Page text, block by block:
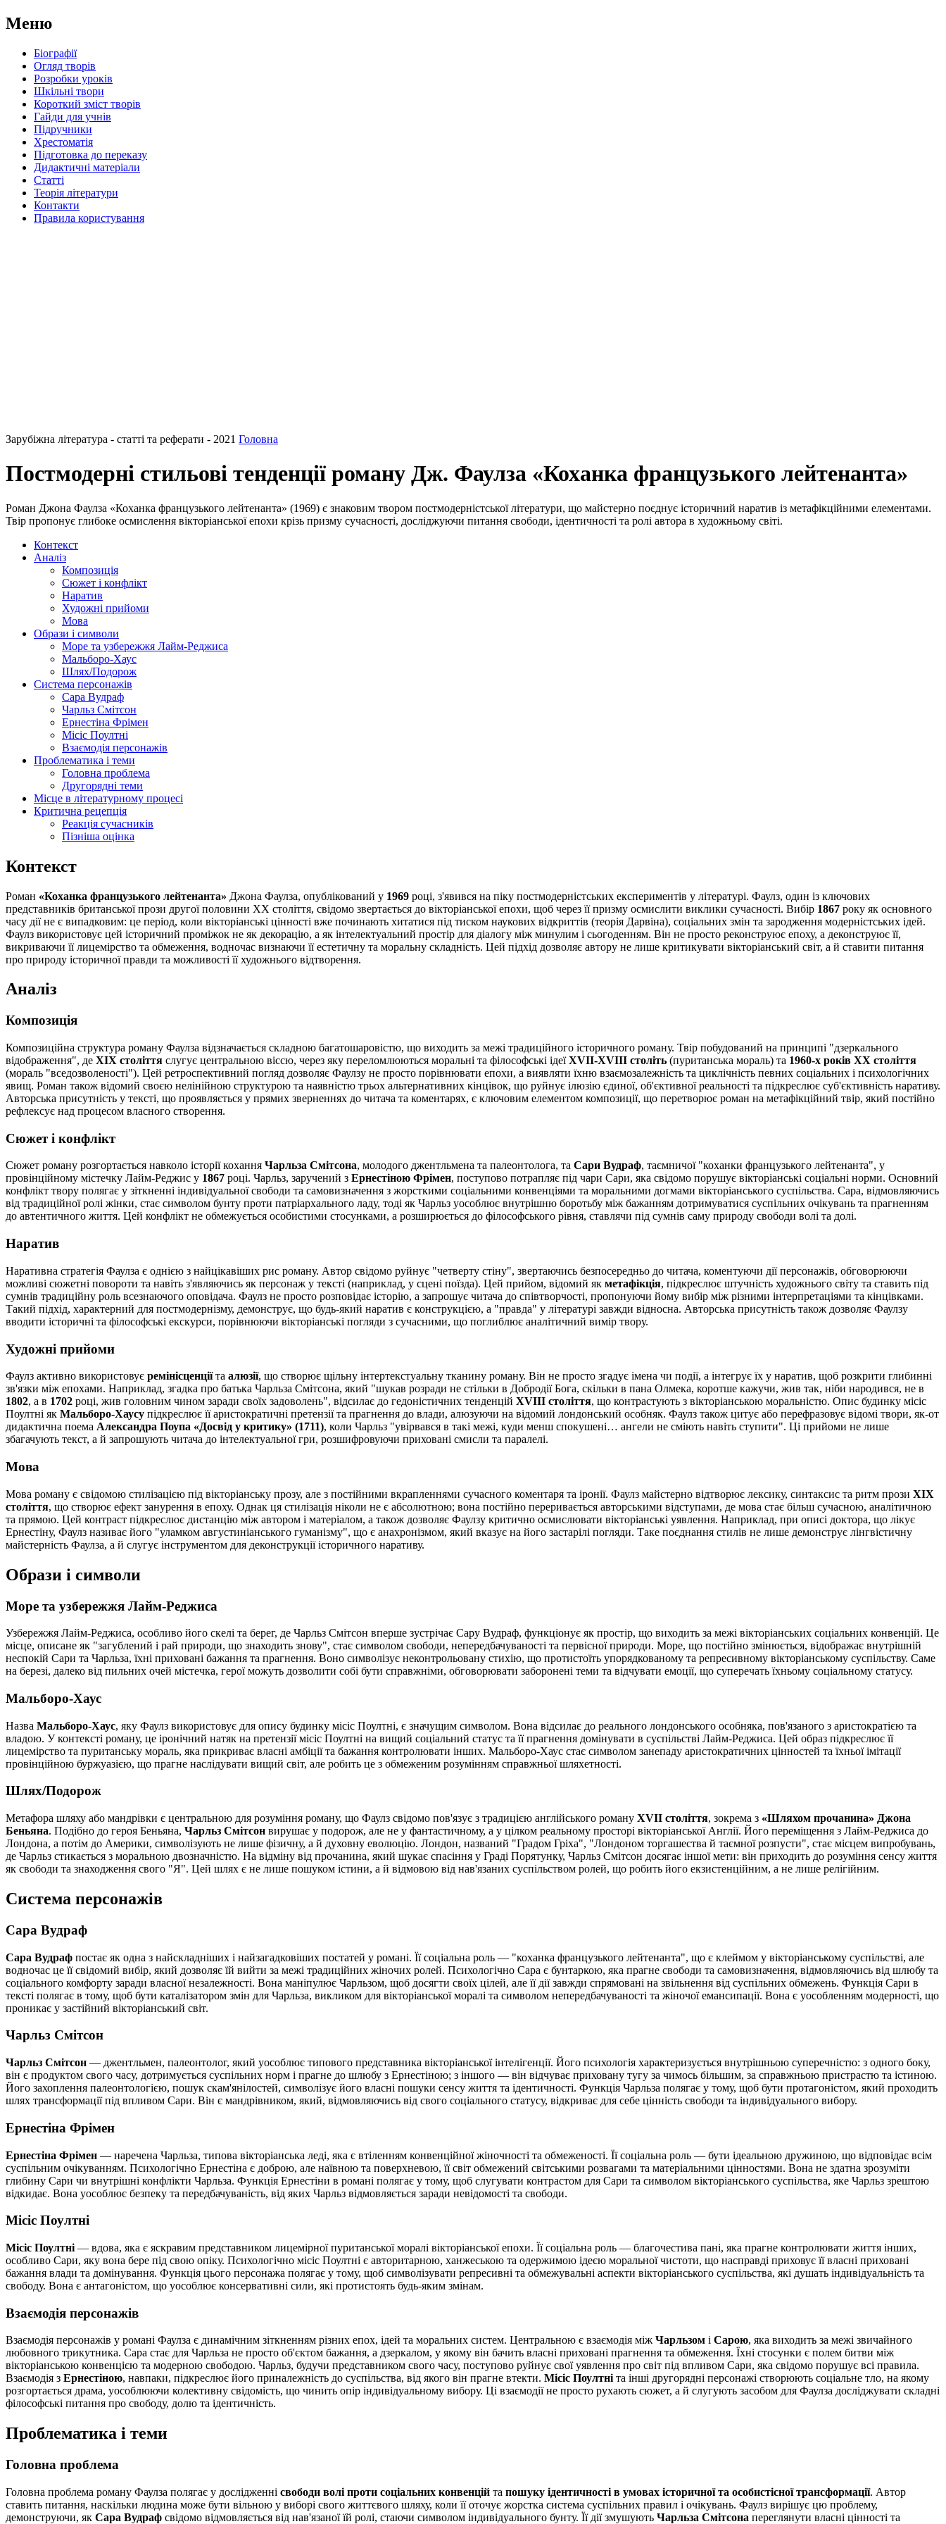
Меню
Біографії
Огляд творів
Розробки уроків
Шкільні твори
Короткий зміст творів
Гайди для учнів
Підручники
Хрестоматія
Підготовка до переказу
Дидактичні матеріали
Статті
Теорія літератури
Контакти
Правила користування
Зарубіжна література - статті та реферати - 2021 Головна
Постмодерні стильові тенденції роману Дж. Фаулза «Коханка французького лейтенанта»
Роман Джона Фаулза «Коханка французького лейтенанта» (1969) є знаковим твором постмодерністської літератури, що майстерно поєднує історичний наратив із метафікційними елементами.
Твір пропонує глибоке осмислення вікторіанської епохи крізь призму сучасності, досліджуючи питання свободи, ідентичності та ролі автора в художньому світі.
Контекст
Аналіз
Композиція
Сюжет і конфлікт
Наратив
Художні прийоми
Мова
Образи і символи
Море та узбережжя Лайм-Реджиса
Мальборо-Хаус
Шлях/Подорож
Система персонажів
Сара Вудраф
Чарльз Смітсон
Ернестіна Фрімен
Місіс Поултні
Взаємодія персонажів
Проблематика і теми
Головна проблема
Другорядні теми
Місце в літературному процесі
Критична рецепція
Реакція сучасників
Пізніша оцінка
Контекст
Роман «Коханка французького лейтенанта» Джона Фаулза, опублікований у 1969 році, з'явився на піку постмодерністських експериментів у літературі. Фаулз, один із ключових
представників британської прози другої половини XX століття, свідомо звертається до вікторіанської епохи, щоб через її призму осмислити виклики сучасності. Вибір 1867 року як основного
часу дії не є випадковим: це період, коли вікторіанські цінності вже починають хитатися під тиском наукових відкриттів (теорія Дарвіна), соціальних змін та зародження модерністських ідей.
Фаулз використовує цей історичний проміжок не як декорацію, а як інтелектуальний простір для діалогу між минулим і сьогоденням. Він не просто реконструює епоху, а деконструює її,
викриваючи її лицемірство та обмеження, водночас визнаючи її естетичну та моральну складність. Цей підхід дозволяє автору не лише критикувати вікторіанський світ, а й ставити питання
про природу історичної правди та можливості її художнього відтворення.
Аналіз
Композиція
Композиційна структура роману Фаулза відзначається складною багатошаровістю, що виходить за межі традиційного історичного роману. Твір побудований на принципі "дзеркального
відображення", де XIX століття слугує центральною віссю, через яку переломлюються моральні та філософські ідеїXVII-XVIII століть (пуританська мораль) та 1960-х років XX століття
(мораль "вседозволеності"). Цей ретроспективний погляд дозволяє Фаулзу не просто порівнювати епохи, а виявляти їхню взаємозалежність та циклічність певних соціальних і психологічних
явищ. Роман також відомий своєю нелінійною структурою та наявністю трьох альтернативних кінцівок, що руйнує ілюзію єдиної, об'єктивної реальності та підкреслює суб'єктивність наративу.
Авторська присутність у тексті, що проявляється у прямих зверненнях до читача та коментарях, є ключовим елементом композиції, що перетворює роман на метафікційний твір, який постійно
рефлексує над процесом власного створення.
Сюжет і конфлікт
Сюжет роману розгортається навколо історії кохання Чарльза Смітсона, молодого джентльмена та палеонтолога, та Сари Вудраф, таємничої "коханки французького лейтенанта", у
провінційному містечку Лайм-Реджис у 1867 році. Чарльз, заручений з Ернестіною Фрімен, поступово потрапляє під чари Сари, яка свідомо порушує вікторіанські соціальні норми. Основний
конфлікт твору полягає у зіткненні індивідуальної свободи та самовизначення з жорсткими соціальними конвенціями та моральними догмами вікторіанського суспільства. Сара, відмовляючись
від традиційної ролі жінки, стає символом бунту проти патріархального ладу, тоді як Чарльз уособлює внутрішню боротьбу між бажанням дотримуватися суспільних очікувань та прагненням
до автентичного життя. Цей конфлікт не обмежується особистими стосунками, а розширюється до філософського рівня, ставлячи під сумнів саму природу свободи волі та долі.
Наратив
Наративна стратегія Фаулза є однією з найцікавіших рис роману. Автор свідомо руйнує "четверту стіну", звертаючись безпосередньо до читача, коментуючи дії персонажів, обговорюючи
можливі сюжетні повороти та навіть з'являючись як персонаж у тексті (наприклад, у сцені поїзда). Цей прийом, відомий як метафікція, підкреслює штучність художнього світу та ставить під
сумнів традиційну роль всезнаючого оповідача. Фаулз не просто розповідає історію, а запрошує читача до співтворчості, пропонуючи йому вибір між різними інтерпретаціями та кінцівками.
Такий підхід, характерний для постмодернізму, демонструє, що будь-який наратив є конструкцією, а "правда" у літературі завжди відносна. Авторська присутність також дозволяє Фаулзу
вводити історичні та філософські екскурси, порівнюючи вікторіанські погляди з сучасними, що поглиблює аналітичний вимір твору.
Художні прийоми
Фаулз активно використовує ремінісценціїта алюзії, що створює щільну інтертекстуальну тканину роману. Він не просто згадує імена чи події, а інтегрує їх у наратив, щоб розкрити глибинні
зв'язки між епохами. Наприклад, згадка про батька Чарльза Смітсона, який "шукав розради не стільки в Добродії Бога, скільки в пана Олмека, коротше кажучи, жив так, ніби народився, не в
1802, а в 1702 році, жив головним чином заради своїх задоволень", відсилає до гедоністичних тенденцій XVIII століття, що контрастують з вікторіанською моральністю. Опис будинку місіс
Поултні як Мальборо-Хаусу підкреслює її аристократичні претензії та прагнення до влади, алюзуючи на відомий лондонський особняк. Фаулз також цитує або перефразовує відомі твори, як-от
дидактична поема Александра Поупа «Досвід у критику» (1711), коли Чарльз "увірвався в такі межі, куди менш спокушені… ангели не сміють навіть ступити". Ці прийоми не лише
збагачують текст, а й запрошують читача до інтелектуальної гри, розшифровуючи приховані смисли та паралелі.
Мова
Мова роману є свідомою стилізацією під вікторіанську прозу, але з постійними вкрапленнями сучасного коментаря та іронії. Фаулз майстерно відтворює лексику, синтаксис та ритм прози XIX
століття, що створює ефект занурення в епоху. Однак ця стилізація ніколи не є абсолютною; вона постійно переривається авторськими відступами, де мова стає більш сучасною, аналітичною
та прямою. Цей контраст підкреслює дистанцію між автором і матеріалом, а також дозволяє Фаулзу критично осмислювати вікторіанські уявлення. Наприклад, при описі доктора, що лікує
Ернестіну, Фаулз називає його "уламком августиніанського гуманізму", що є анахронізмом, який вказує на його застарілі погляди. Таке поєднання стилів не лише демонструє лінгвістичну
майстерність Фаулза, а й слугує інструментом для деконструкції історичного наративу.
Образи і символи
Море та узбережжя Лайм-Реджиса
Узбережжя Лайм-Реджиса, особливо його скелі та берег, де Чарльз Смітсон вперше зустрічає Сару Вудраф, функціонує як простір, що виходить за межі вікторіанських соціальних конвенцій. Це
місце, описане як "загублений і рай природи, що знаходить знову", стає символом свободи, непередбачуваності та первісної природи. Море, що постійно змінюється, відображає внутрішній
неспокій Сари та Чарльза, їхні приховані бажання та прагнення. Воно символізує неконтрольовану стихію, що протистоїть упорядкованому та репресивному вікторіанському суспільству. Саме
на березі, далеко від пильних очей містечка, герої можуть дозволити собі бути справжніми, обговорювати заборонені теми та відчувати емоції, що суперечать їхньому соціальному статусу.
Мальборо-Хаус
Назва Мальборо-Хаус, яку Фаулз використовує для опису будинку місіс Поултні, є значущим символом. Вона відсилає до реального лондонського особняка, пов'язаного з аристократією та
владою. У контексті роману, це іронічний натяк на претензії місіс Поултні на вищий соціальний статус та її прагнення домінувати в суспільстві Лайм-Реджиса. Цей образ підкреслює її
лицемірство та пуританську мораль, яка прикриває власні амбіції та бажання контролювати інших. Мальборо-Хаус стає символом занепаду аристократичних цінностей та їхньої імітації
провінційною буржуазією, що прагне наслідувати вищий світ, але робить це з обмеженим розумінням справжньої шляхетності.
Шлях/Подорож
Метафора шляху або мандрівки є центральною для розуміння роману, що Фаулз свідомо пов'язує з традицією англійського роману XVII століття, зокрема з «Шляхом прочанина» Джона
Беньяна. Подібно до героя Беньяна, Чарльз Смітсон вирушає у подорож, але не у фантастичному, а у цілком реальному просторі вікторіанської Англії. Його переміщення з Лайм-Реджиса до
Лондона, а потім до Америки, символізують не лише фізичну, а й духовну еволюцію. Лондон, названий "Градом Гріха", "Лондоном торгашества й таємної розпусти", стає місцем випробувань,
де Чарльз стикається з моральною двозначністю. На відміну від прочанина, який шукає спасіння у Граді Порятунку, Чарльз Смітсон досягає іншої мети: він приходить до розуміння сенсу життя
як свободи та знаходження свого "Я". Цей шлях є не лише пошуком істини, а й відмовою від нав'язаних суспільством ролей, що робить його екзистенційним, а не лише релігійним.
Система персонажів
Сара Вудраф
Сара Вудраф постає як одна з найскладніших і найзагадковіших постатей у романі. Її соціальна роль — "коханка французького лейтенанта", що є клеймом у вікторіанському суспільстві, але
водночас це її свідомий вибір, який дозволяє їй вийти за межі традиційних жіночих ролей. Психологічно Сара є бунтаркою, яка прагне свободи та самовизначення, відмовляючись від шлюбу та
соціального комфорту заради власної незалежності. Вона маніпулює Чарльзом, щоб досягти своїх цілей, але її дії завжди спрямовані на звільнення від суспільних обмежень. Функція Сари в
тексті полягає в тому, щоб бути каталізатором змін для Чарльза, викликом для вікторіанської моралі та символом непередбачуваності та жіночої емансипації. Вона є уособленням модерності, що
проникає у застійний вікторіанський світ.
Чарльз Смітсон
Чарльз Смітсон — джентльмен, палеонтолог, який уособлює типового представника вікторіанської інтелігенції. Його психологія характеризується внутрішньою суперечністю: з одного боку,
він є продуктом свого часу, дотримується суспільних норм і прагне до шлюбу з Ернестіною; з іншого — він відчуває приховану тугу за чимось більшим, за справжньою пристрастю та істиною.
Його захоплення палеонтологією, пошук скам'янілостей, символізує його власні пошуки сенсу життя та ідентичності. Функція Чарльза полягає у тому, щоб бути протагоністом, який проходить
шлях трансформації під впливом Сари. Він є мандрівником, який, відмовляючись від свого соціального статусу, відкриває для себе цінність свободи та індивідуального вибору.
Ернестіна Фрімен
Ернестіна Фрімен — наречена Чарльза, типова вікторіанська леді, яка є втіленням конвенційної жіночності та обмеженості. Її соціальна роль — бути ідеальною дружиною, що відповідає всім
суспільним очікуванням. Психологічно Ернестіна є доброю, але наївною та поверхневою, її світ обмежений світськими розвагами та матеріальними цінностями. Вона не здатна зрозуміти
глибину Сари чи внутрішні конфлікти Чарльза. Функція Ернестіни в романі полягає у тому, щоб слугувати контрастом для Сари та символом вікторіанського суспільства, яке Чарльз зрештою
відкидає. Вона уособлює безпеку та передбачуваність, від яких Чарльз відмовляється заради невідомості та свободи.
Місіс Поултні
Місіс Поултні — вдова, яка є яскравим представником лицемірної пуританської моралі вікторіанської епохи. Її соціальна роль — благочестива пані, яка прагне контролювати життя інших,
особливо Сари, яку вона бере під свою опіку. Психологічно місіс Поултні є авторитарною, ханжеською та одержимою ідеєю моральної чистоти, що насправді приховує її власні приховані
бажання влади та домінування. Функція цього персонажа полягає у тому, щоб символізувати репресивні та обмежувальні аспекти вікторіанського суспільства, які душать індивідуальність та
свободу. Вона є антагоністом, що уособлює консервативні сили, які протистоять будь-яким змінам.
Взаємодія персонажів
Взаємодія персонажів у романі Фаулза є динамічним зіткненням різних епох, ідей та моральних систем. Центральною є взаємодія між Чарльзом і Сарою, яка виходить за межі звичайного
любовного трикутника. Сара стає для Чарльза не просто об'єктом бажання, а дзеркалом, у якому він бачить власні приховані прагнення та обмеження. Їхні стосунки є полем битви між
вікторіанською конвенцією та модерною свободою. Чарльз, будучи представником свого часу, поступово руйнує свої уявлення про світ під впливом Сари, яка свідомо порушує всі правила.
Взаємодія з Ернестіною, навпаки, підкреслює його приналежність до суспільства, від якого він прагне втекти. Місіс Поултніта інші другорядні персонажі створюють соціальне тло, на якому
розгортається драма, уособлюючи колективну свідомість, що чинить опір індивідуальному вибору. Ці взаємодії не просто рухають сюжет, а й слугують засобом для Фаулза досліджувати складні
філософські питання про свободу, долю та ідентичність.
Проблематика і теми
Головна проблема
Головна проблема роману Фаулза полягає у дослідженні свободи волі проти соціальних конвенцій та пошуку ідентичності в умовах історичної та особистісної трансформації. Автор
ставить питання, наскільки людина може бути вільною у виборі свого життєвого шляху, коли її оточує жорстка система суспільних правил і очікувань. Фаулз вирішує цю проблему,
демонструючи, як Сара Вудраф свідомо відмовляється від нав'язаної їй ролі, стаючи символом індивідуального бунту. Її дії змушують Чарльза Смітсона переглянути власні цінності та